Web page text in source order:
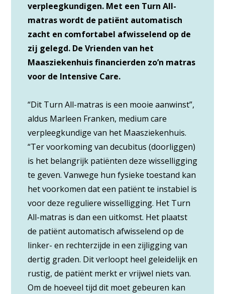
verpleegkundigen. Met een Turn All-
matras wordt de patiënt automatisch
zacht en comfortabel afwisselend op de
zij gelegd. De Vrienden van het
Maasziekenhuis financierden zo’n matras
voor de Intensive Care.
“Dit Turn All-matras is een mooie aanwinst”,
aldus Marleen Franken, medium care
verpleegkundige van het Maasziekenhuis.
“Ter voorkoming van decubitus (doorliggen)
is het belangrijk patiënten deze wisselligging
te geven. Vanwege hun fysieke toestand kan
het voorkomen dat een patiënt te instabiel is
voor deze reguliere wisselligging. Het Turn
All-matras is dan een uitkomst. Het plaatst
de patiënt automatisch afwisselend op de
linker- en rechterzijde in een zijligging van
dertig graden. Dit verloopt heel geleidelijk en
rustig, de patiënt merkt er vrijwel niets van.
Om de hoeveel tijd dit moet gebeuren kan